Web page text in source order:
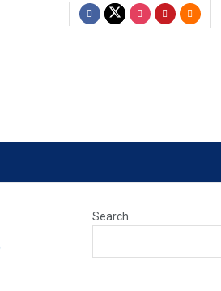
Search